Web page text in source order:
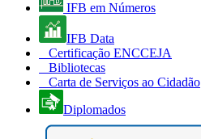
IFB em Números
IFB Data
Certificação ENCCEJA
Bibliotecas
Carta de Serviços ao Cidadão
Diplomados